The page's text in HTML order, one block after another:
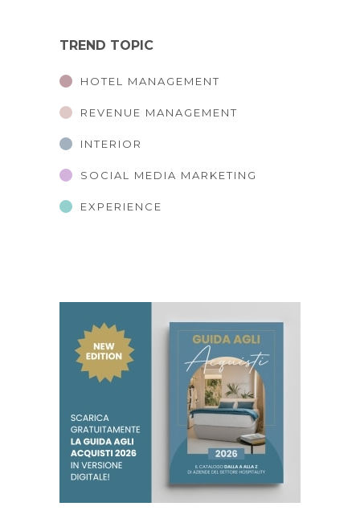
TREND TOPIC
HOTEL MANAGEMENT
REVENUE MANAGEMENT
INTERIOR
SOCIAL MEDIA MARKETING
EXPERIENCE